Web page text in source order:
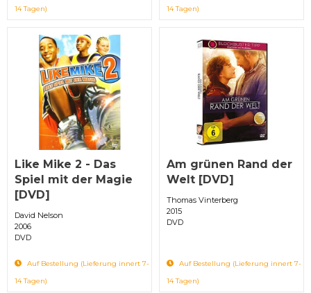
14 Tagen)
14 Tagen)
Like Mike 2 - Das
Spiel mit der Magie
[DVD]
David Nelson
2006
DVD
Auf Bestellung (Lieferung innert 7-
14 Tagen)
Am grünen Rand der
Welt [DVD]
Thomas Vinterberg
2015
DVD
Auf Bestellung (Lieferung innert 7-
14 Tagen)